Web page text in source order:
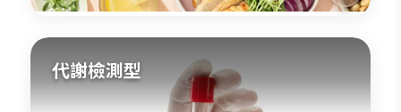
代謝檢測型